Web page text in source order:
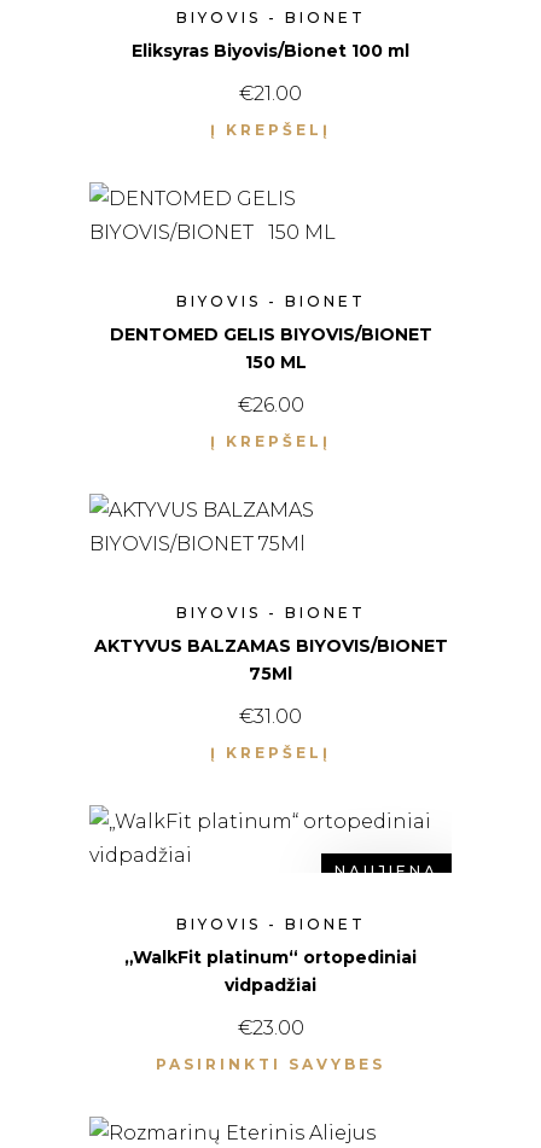
BIYOVIS - BIONET
Eliksyras Biyovis/Bionet 100 ml
€21.00
Į KREPŠELĮ
BIYOVIS - BIONET
DENTOMED GELIS BIYOVIS/BIONET
150 ML
€26.00
Į KREPŠELĮ
BIYOVIS - BIONET
AKTYVUS BALZAMAS BIYOVIS/BIONET
75Ml
€31.00
Į KREPŠELĮ
NAUJIENA
BIYOVIS - BIONET
„WalkFit platinum“ ortopediniai
vidpadžiai
€23.00
PASIRINKTI SAVYBES